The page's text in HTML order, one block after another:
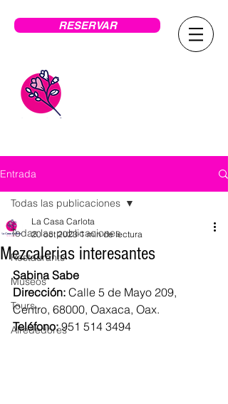
RESERVAR
Entrada
Todas las publicaciones
Restaurants
Museos
Tours
Alrededores
Todas las publicaciones
Mezcalerias interesantes
La Casa Carlota
20 oct 2023 1 min de lectura
Sabina Sabe
Dirección: Calle 5 de Mayo 209,
Centro, 68000, Oaxaca, Oax.
Teléfono: 951 514 3494